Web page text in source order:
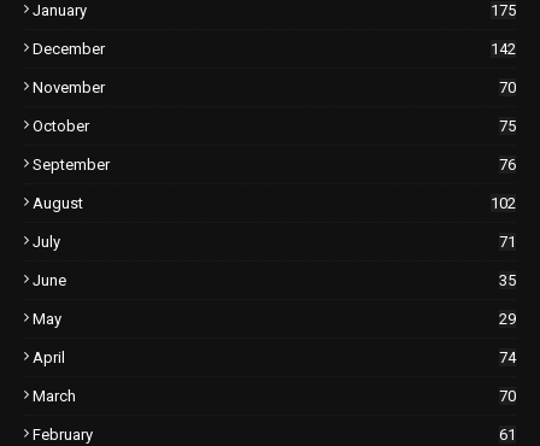
January 175
December 142
November 70
October 75
September 76
August 102
July 71
June 35
May 29
April 74
March 70
February 61